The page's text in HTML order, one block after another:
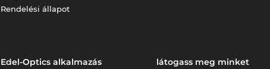
Rendelési állapot
Edel-Optics alkalmazás látogass meg minket